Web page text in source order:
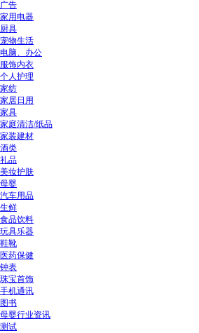
广告
家用电器
厨具
宠物生活
电脑、办公
服饰内衣
个人护理
家纺
家居日用
家具
家庭清洁/纸品
家装建材
酒类
礼品
美妆护肤
母婴
汽车用品
生鲜
食品饮料
玩具乐器
鞋靴
医药保健
钟表
珠宝首饰
手机通讯
图书
母婴行业资讯
测试